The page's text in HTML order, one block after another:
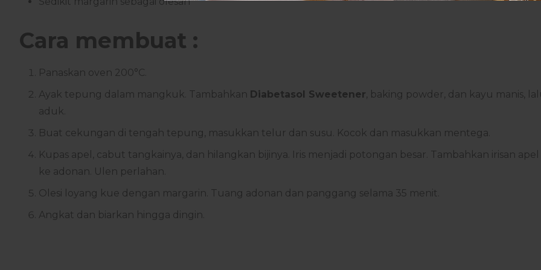
Cara membuat :
Panaskan oven 200°C.
Ayak tepung dalam mangkuk. Tambahkan Diabetasol Sweetener, baking powder, dan kayu manis,
aduk.
Buat cekungan di tengah tepung, masukkan telur dan susu. Kocok dan masukkan mentega.
Kupas apel, cabut tangkainya, dan hilangkan bijinya. Iris menjadi potongan besar. Tambahkan irisan apel
ke adonan. Ulen perlahan.
Olesi loyang kue dengan margarin. Tuang adonan dan panggang selama 35 menit.
Angkat dan biarkan hingga dingin.